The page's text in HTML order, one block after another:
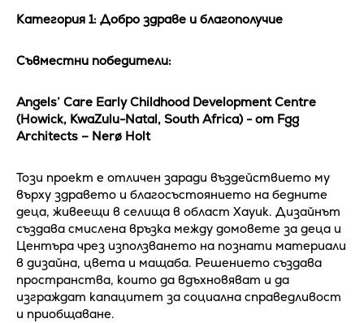
Категория 1: Добро здраве и благополучие
Съвместни победители:
Angels’ Care Early Childhood Development Centre
(Howick, KwaZulu-Natal, South Africa) - от Fgg
Architects – Nerø Holt
Този проект е отличен заради въздействието му
върху здравето и благосъстоянието на бедните
деца, живеещи в селища в област Хауик. Дизайнът
създава смислена връзка между домовете за деца и
Центъра чрез използването на познати материали
в дизайна, цвета и мащаба. Решението създава
пространства, които да вдъхновяват и да
изграждат капацитет за социална справедливост
и приобщаване.